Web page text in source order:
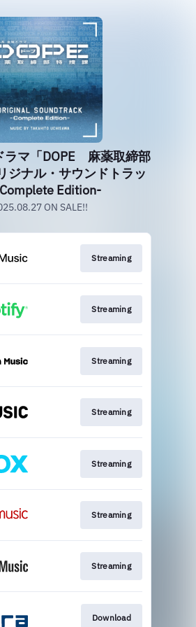
ラマ「DOPE 麻薬取締部
ジナル・サウンドトラッ
Edition-
ON SALE!!
Streaming
Streaming
Streaming
Streaming
Streaming
Streaming
Streaming
Download